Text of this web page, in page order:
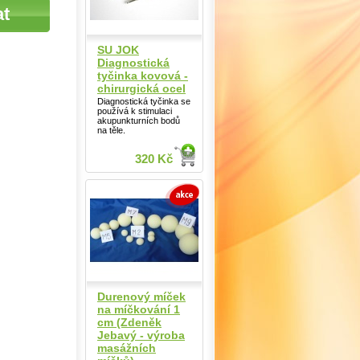
SU JOK
Diagnostická
tyčinka kovová -
chirurgická ocel
Diagnostická tyčinka se
používá k stimulaci
akupunkturních bodů
na těle.
320 Kč
Durenový míček
na míčkování 1
cm (Zdeněk
Jebavý - výroba
masážních